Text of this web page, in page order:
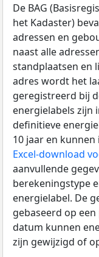
De BAG
het Kadaster)
adressen en
naast alle
standplaatsen en
adres wordt het
geregistreerd bij
energielabels zijn
definitieve
10 jaar en
Excel-download
aanvullende
berekeningstype
energielabel. De
gebaseerd op
datum kunnen
zijn gewijzigd of